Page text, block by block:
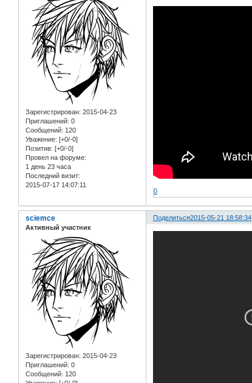
Зарегистрирован: 2015-04-23
Приглашений: 0
Сообщений: 120
Уважение: [+0/-0]
Позитив: [+0/-0]
Провел на форуме:
1 день 23 часа
Последний визит:
2015-07-17 14:07:11
0
Поделиться2015-05-21 18:58:34
sciemce
Активный участник
Зарегистрирован: 2015-04-23
Приглашений: 0
Сообщений: 120